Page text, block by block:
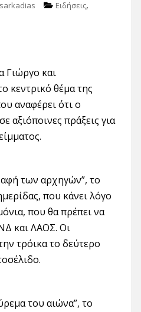
Ειδήσεις,
Γιώργο και
κεντρικό θέμα της
αναφέρει ότι ο
αξιόποινες πράξεις για
των αρχηγών”, το
που κάνει λόγο
που θα πρέπει να
και ΛΑΟΣ. Οι
τρόικα το δεύτερο
του αιώνα”, το